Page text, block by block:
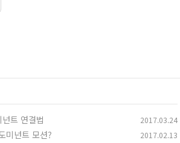
트 연결법 2017.03.24
미넌트 모션? 2017.02.13